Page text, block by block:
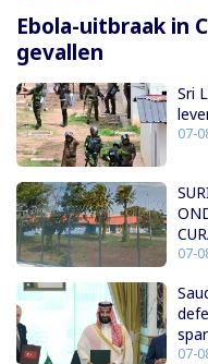
Ebola-uitbraak in
gevallen
Sri
07-
07-
07-